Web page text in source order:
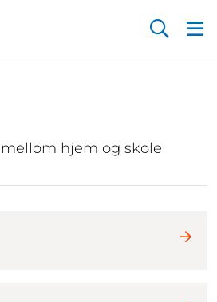
hjem og skole